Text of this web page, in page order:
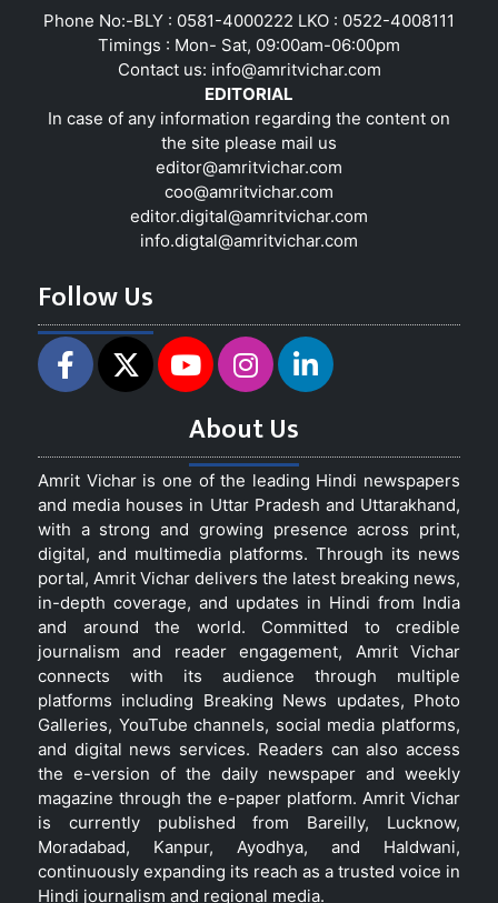
Phone No:-BLY : 0581-4000222 LKO : 0522-4008111
Timings : Mon- Sat, 09:00am-06:00pm
Contact us: info@amritvichar.com
EDITORIAL
In case of any information regarding the content on
the site please mail us
editor@amritvichar.com
coo@amritvichar.com
editor.digital@amritvichar.com
info.digtal@amritvichar.com
Follow Us
About Us
Amrit Vichar is one of the leading Hindi newspapers
and media houses in Uttar Pradesh and Uttarakhand,
with a strong and growing presence across print,
digital, and multimedia platforms. Through its news
portal, Amrit Vichar delivers the latest breaking news,
in-depth coverage, and updates in Hindi from India
and around the world. Committed to credible
journalism and reader engagement, Amrit Vichar
connects with its audience through multiple
platforms including Breaking News updates, Photo
Galleries, YouTube channels, social media platforms,
and digital news services. Readers can also access
the e-version of the daily newspaper and weekly
magazine through the e-paper platform. Amrit Vichar
is currently published from Bareilly, Lucknow,
Moradabad, Kanpur, Ayodhya, and Haldwani,
continuously expanding its reach as a trusted voice in
Hindi journalism and regional media.